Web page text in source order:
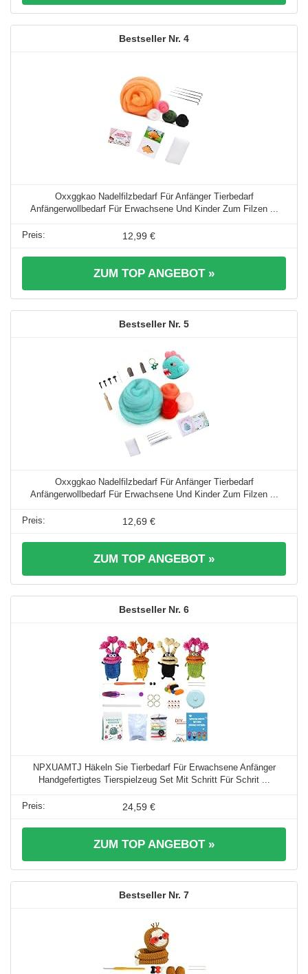
4
Oxxggkao Nadelfilzbedarf Für Anfänger Tierbedarf
Anfängerwollbedarf Für Erwachsene Und Kinder Zum Filzen ...
12,99 €
ZUM TOP ANGEBOT »
5
Oxxggkao Nadelfilzbedarf Für Anfänger Tierbedarf
Anfängerwollbedarf Für Erwachsene Und Kinder Zum Filzen ...
12,69 €
ZUM TOP ANGEBOT »
6
NPXUAMTJ Häkeln Sie Tierbedarf Für Erwachsene Anfänger
Handgefertigtes Tierspielzeug Set Mit Schritt Für Schrit ...
24,59 €
ZUM TOP ANGEBOT »
7